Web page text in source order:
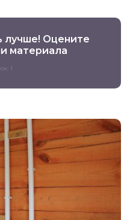
лучше! Оцените
материала
1